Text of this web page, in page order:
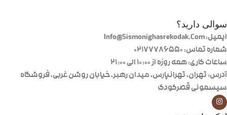
سوالی دارید؟
ایمیل: Info@Sismonighasrekodak.Com
شماره تماس: 02177786550
ساعات کاری: همه روزه از ۱۰:۰۰ الی ۲۱:۰۰
آدرس: تهران، تهرانپارس، میدان رهبر، خیابان روشن غربی، فروشگاه
سیسمونی قصرکودک